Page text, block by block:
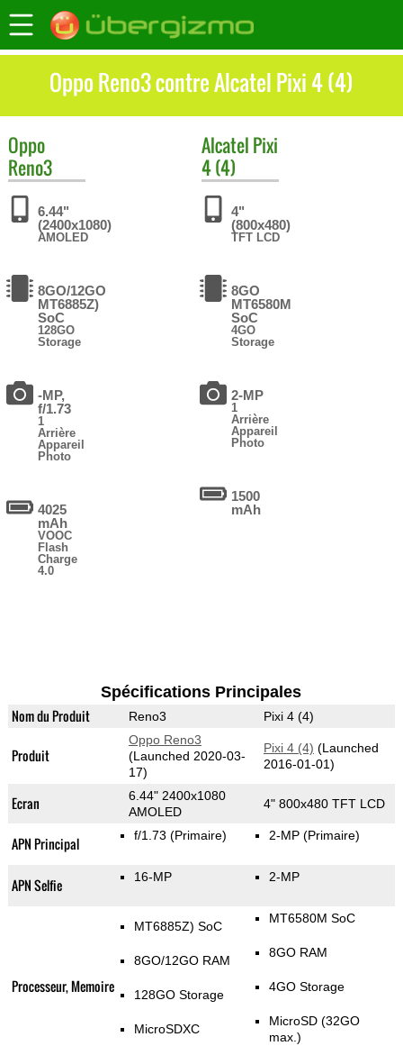
Oppo Reno3 contre Alcatel Pixi 4 (4)
Oppo
Reno3
6.44"
(2400x1080)
AMOLED
8GO/12GO
MT6885Z)
SoC
128GO
Storage
-MP,
f/1.73
1
Arrière
Appareil
Photo
4025
mAh
VOOC
Flash
Charge
4.0
Alcatel Pixi
4 (4)
4"
(800x480)
TFT LCD
8GO
MT6580M
SoC
4GO
Storage
2-MP
1
Arrière
Appareil
Photo
1500
mAh
Spécifications Principales
Nom du Produit Reno3 Pixi 4 (4)
Produit
Oppo Reno3
(Launched 2020-03-
17)
Pixi 4 (4) (Launched
2016-01-01)
Ecran
6.44" 2400x1080
AMOLED
4" 800x480 TFT LCD
APN Principal f/1.73 (Primaire) 2-MP (Primaire)
APN Selfie 16-MP 2-MP
Processeur, Memoire
MT6885Z) SoC
8GO/12GO RAM
128GO Storage
MicroSDXC
MT6580M SoC
8GO RAM
4GO Storage
MicroSD (32GO
max.)